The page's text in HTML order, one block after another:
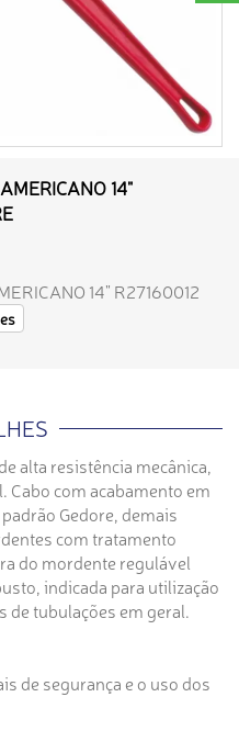
14"
14" R27160012
alta resistência mecânica,
Cabo com acabamento em
Gedore, demais
com tratamento
do mordente regulável
indicada para utilização
de tubulações em geral.
de segurança e o uso dos